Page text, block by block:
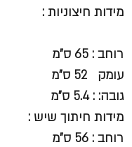
מידות חיצוניות :
רוחב : 65 ס”מ
עומק 52 ס”מ
גובה: : 5.4 ס”מ
מידות חיתוך שיש :
רוחב : 56 ס”מ